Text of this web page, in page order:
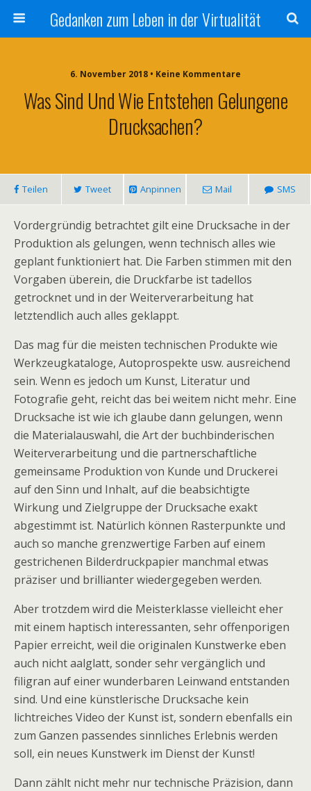
Gedanken zum Leben in der Virtualität
6. November 2018 • Keine Kommentare
Was Sind Und Wie Entstehen Gelungene
Drucksachen?
Teilen Tweet Anpinnen Mail SMS
Vordergründig betrachtet gilt eine Drucksache in der
Produktion als gelungen, wenn technisch alles wie
geplant funktioniert hat. Die Farben stimmen mit den
Vorgaben überein, die Druckfarbe ist tadellos
getrocknet und in der Weiterverarbeitung hat
letztendlich auch alles geklappt.
Das mag für die meisten technischen Produkte wie
Werkzeugkataloge, Autoprospekte usw. ausreichend
sein. Wenn es jedoch um Kunst, Literatur und
Fotografie geht, reicht das bei weitem nicht mehr. Eine
Drucksache ist wie ich glaube dann gelungen, wenn
die Materialauswahl, die Art der buchbinderischen
Weiterverarbeitung und die partnerschaftliche
gemeinsame Produktion von Kunde und Druckerei
auf den Sinn und Inhalt, auf die beabsichtigte
Wirkung und Zielgruppe der Drucksache exakt
abgestimmt ist. Natürlich können Rasterpunkte und
auch so manche grenzwertige Farben auf einem
gestrichenen Bilderdruckpapier manchmal etwas
präziser und brillianter wiedergegeben werden.
Aber trotzdem wird die Meisterklasse vielleicht eher
mit einem haptisch interessanten, sehr offenporigen
Papier erreicht, weil die originalen Kunstwerke eben
auch nicht aalglatt, sonder sehr vergänglich und
filigran auf einer wunderbaren Leinwand entstanden
sind. Und eine künstlerische Drucksache kein
lichtreiches Video der Kunst ist, sondern ebenfalls ein
zum Ganzen passendes sinnliches Erlebnis werden
soll, ein neues Kunstwerk im Dienst der Kunst!
Dann zählt nicht mehr nur technische Präzision, dann